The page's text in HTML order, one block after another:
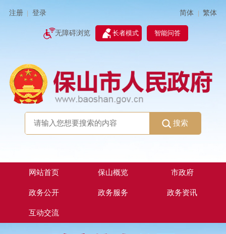
注册 登录 简体 | 繁体
无障碍浏览 长者模式 智能问答
搜索
网站首页 保山概览 市政府
政务公开 政务服务 政务资讯
互动交流